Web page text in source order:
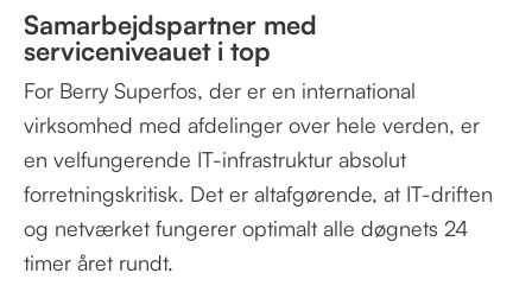
Samarbejdspartner med
serviceniveauet i top
For Berry Superfos, der er en international
virksomhed med afdelinger over hele verden, er
en velfungerende IT-infrastruktur absolut
forretningskritisk. Det er altafgørende, at IT-driften
og netværket fungerer optimalt alle døgnets 24
timer året rundt.